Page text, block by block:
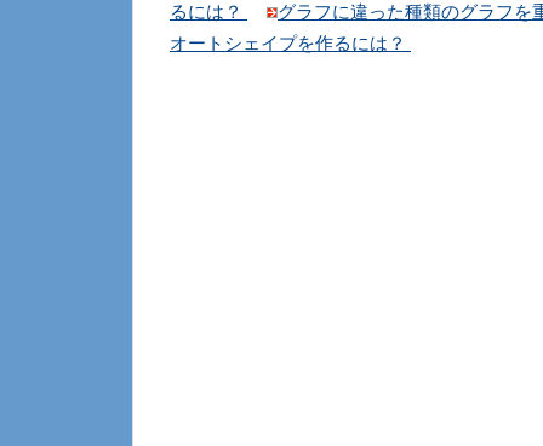
るには？
グラフに違った種類のグラフを
オートシェイプを作るには？